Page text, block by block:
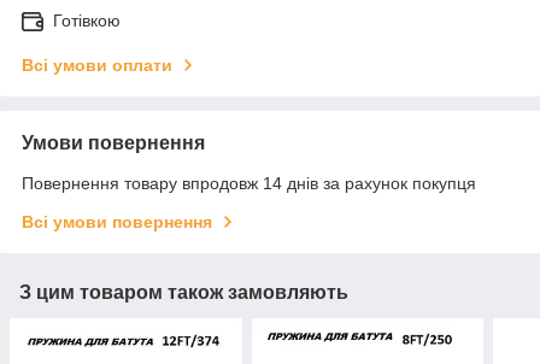
Готівкою
Всі умови оплати
Умови повернення
Повернення товару впродовж 14 днів за рахунок покупця
Всі умови повернення
З цим товаром також замовляють